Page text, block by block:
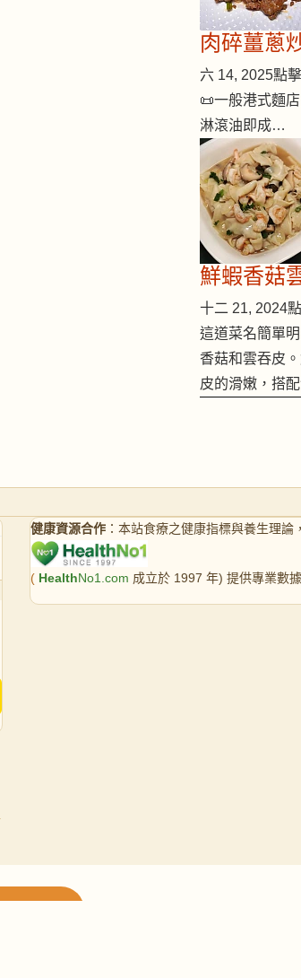
肉碎薑蔥
六 14, 2025點
📜一般港式麵
淋滾油即成…
鮮蝦香菇
十二 21, 2024
這道菜名簡單
香菇和雲吞皮
皮的滑嫩，搭
健康資源合作 ：本站食療之健康指標與養生理論
( HealthNo1.com 成立於 1997 年) 提供專業數